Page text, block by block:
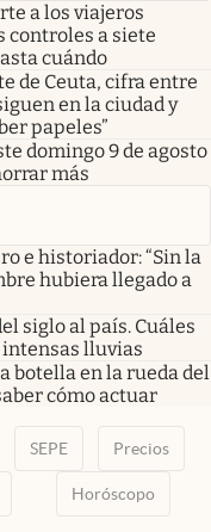
a los viajeros
controles a siete
cuándo
de Ceuta, cifra entre
en la ciudad y
papeles”
domingo 9 de agosto
más
e historiador: “Sin la
hubiera llegado a
siglo al país. Cuáles
intensas lluvias
botella en la rueda del
cómo actuar
SEPE Precios
Horóscopo